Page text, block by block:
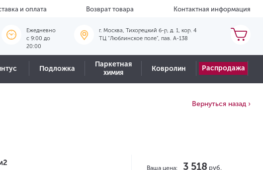
и оплата Возврат товара Контактная информация
Ежедневно
c 9:00 до
20:00
г. Москва, Тихорецкий б-р, д. 1, кор. 4
ТЦ "Люблинское поле", пав. А-138
Подложка
Паркетная
химия
Ковролин Распродажа
Вернуться назад ›
Ваша цена: 3 518 руб.